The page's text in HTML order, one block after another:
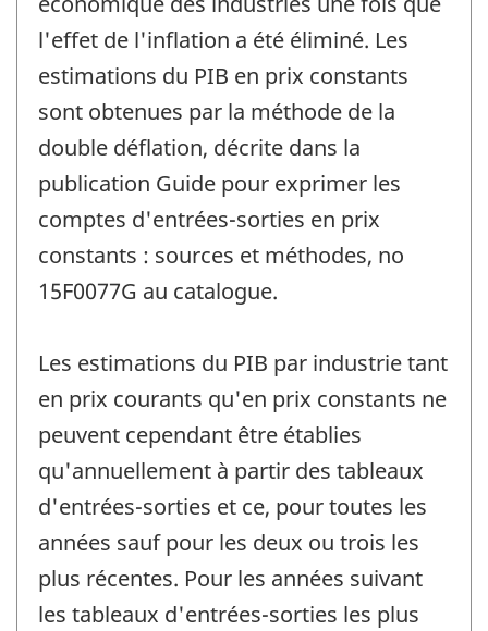
l'effet de l'inflation a été éliminé. Les
estimations du PIB en prix constants
sont obtenues par la méthode de la
double déflation, décrite dans la
publication Guide pour exprimer les
comptes d'entrées-sorties en prix
constants : sources et méthodes, no
15F0077G au catalogue.
Les estimations du PIB par industrie tant
en prix courants qu'en prix constants ne
peuvent cependant être établies
qu'annuellement à partir des tableaux
d'entrées-sorties et ce, pour toutes les
années sauf pour les deux ou trois les
plus récentes. Pour les années suivant
les tableaux d'entrées-sorties les plus